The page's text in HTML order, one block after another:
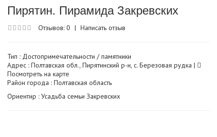
Пирятин. Пирамида Закревских
Отзывов: 0 | Написать отзыв
Тип : Достопримечательности / памятники
Адрес : Полтавская обл., Пирятинский р-н, с. Березовая рудка |
Посмотреть на карте
Район города : Полтавская область
Ориентир : Усадьба семьи Закревских